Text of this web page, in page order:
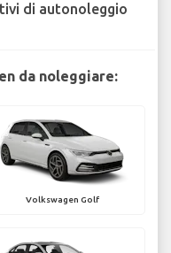
di autonoleggio
da noleggiare:
Volkswagen Golf